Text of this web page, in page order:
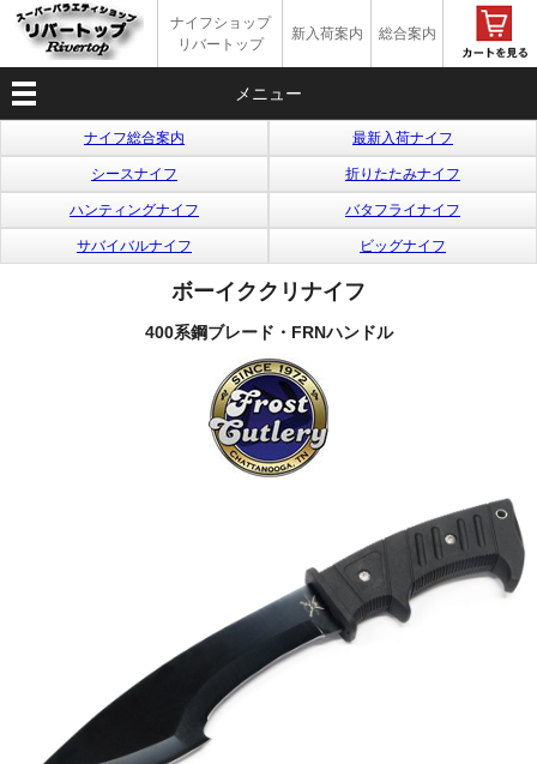
ナイフショップ
リバートップ
新入荷案内 総合案内
メニュー
ナイフ総合案内 最新入荷ナイフ
シースナイフ 折りたたみナイフ
ハンティングナイフ バタフライナイフ
サバイバルナイフ ビッグナイフ
ボーイククリナイフ
400系鋼ブレード・FRNハンドル